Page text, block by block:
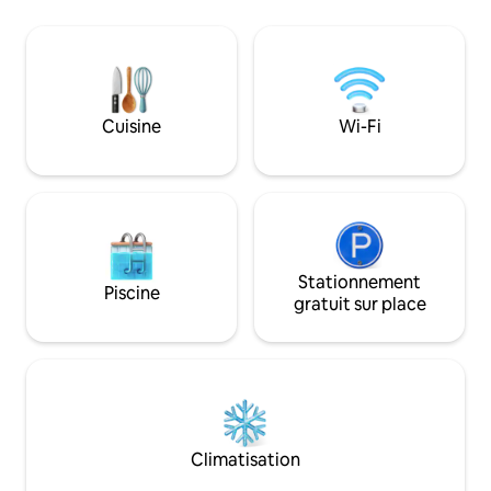
3 personnes (lit
Important : le
encore des
est déjà prêt à
Cuisine Wi-Fi
Piscine
Stationnement
gratuit sur place
Climatisation